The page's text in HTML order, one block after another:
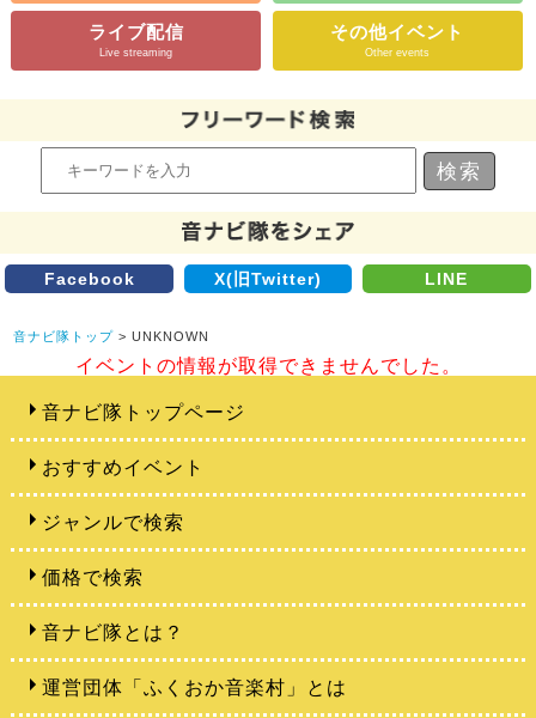
ライブ配信
Live streaming
その他イベント
Other events
Facebook X(旧Twitter) LINE
音ナビ隊トップ > UNKNOWN
イベントの情報が取得できませんでした。
音ナビ隊トップページ
おすすめイベント
ジャンルで検索
価格で検索
音ナビ隊とは？
運営団体「ふくおか音楽村」とは